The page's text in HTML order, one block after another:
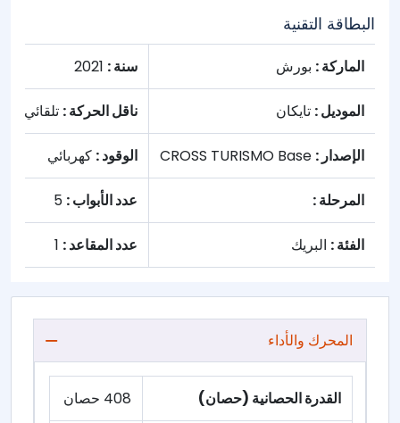
البطاقة التقنية
الماركة : بورش سنة :
الموديل : تايكان ناقل الحركة : تلقائي
الإصدار : الوقود : كهربائي
المرحلة : عدد الأبواب :
الفئة : البريك عدد المقاعد :
المحرك والأداء
القدرة الحصانية (حصان) 408 حصان